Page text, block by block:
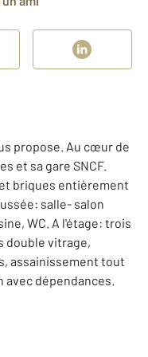
propose. Au cœur de
et sa gare SNCF.
briques entièrement
salle- salon
WC. A l'étage: trois
double vitrage,
assainissement tout
avec dépendances.